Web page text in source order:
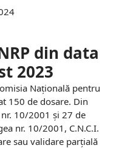
din data
2023
Națională pentru
150 de dosare. Din
10/2001 și 27 de
nr. 10/2001, C.N.C.I.
sau validare parțială